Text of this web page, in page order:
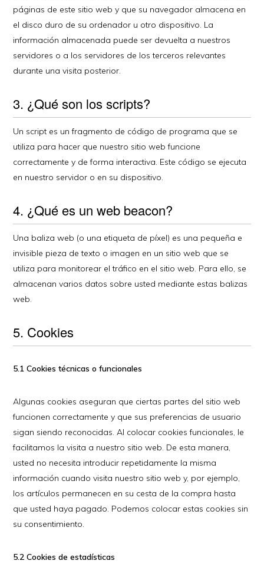
páginas de este sitio web y que su navegador almacena en
el disco duro de su ordenador u otro dispositivo. La
información almacenada puede ser devuelta a nuestros
servidores o a los servidores de los terceros relevantes
durante una visita posterior.
3. ¿Qué son los scripts?
Un script es un fragmento de código de programa que se
utiliza para hacer que nuestro sitio web funcione
correctamente y de forma interactiva. Este código se ejecuta
en nuestro servidor o en su dispositivo.
4. ¿Qué es un web beacon?
Una baliza web (o una etiqueta de píxel) es una pequeña e
invisible pieza de texto o imagen en un sitio web que se
utiliza para monitorear el tráfico en el sitio web. Para ello, se
almacenan varios datos sobre usted mediante estas balizas
web.
5. Cookies
5.1 Cookies técnicas o funcionales
Algunas cookies aseguran que ciertas partes del sitio web
funcionen correctamente y que sus preferencias de usuario
sigan siendo reconocidas. Al colocar cookies funcionales, le
facilitamos la visita a nuestro sitio web. De esta manera,
usted no necesita introducir repetidamente la misma
información cuando visita nuestro sitio web y, por ejemplo,
los artículos permanecen en su cesta de la compra hasta
que usted haya pagado. Podemos colocar estas cookies sin
su consentimiento.
5.2 Cookies de estadísticas